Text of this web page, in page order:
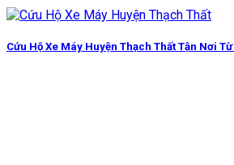
Cứu Hộ Xe Máy Huyện Thạch Thất Tận Nơi